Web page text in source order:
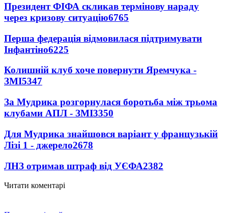
Президент ФІФА скликав термінову нараду
через кризову ситуацію6765
Перша федерація відмовилася підтримувати
Інфантіно6225
Колишній клуб хоче повернути Яремчука -
ЗМІ5347
За Мудрика розгорнулася боротьба між трьома
клубами АПЛ - ЗМІ3350
Для Мудрика знайшовся варіант у французькій
Лізі 1 - джерело2678
ЛНЗ отримав штраф від УЄФА2382
Читати коментарі